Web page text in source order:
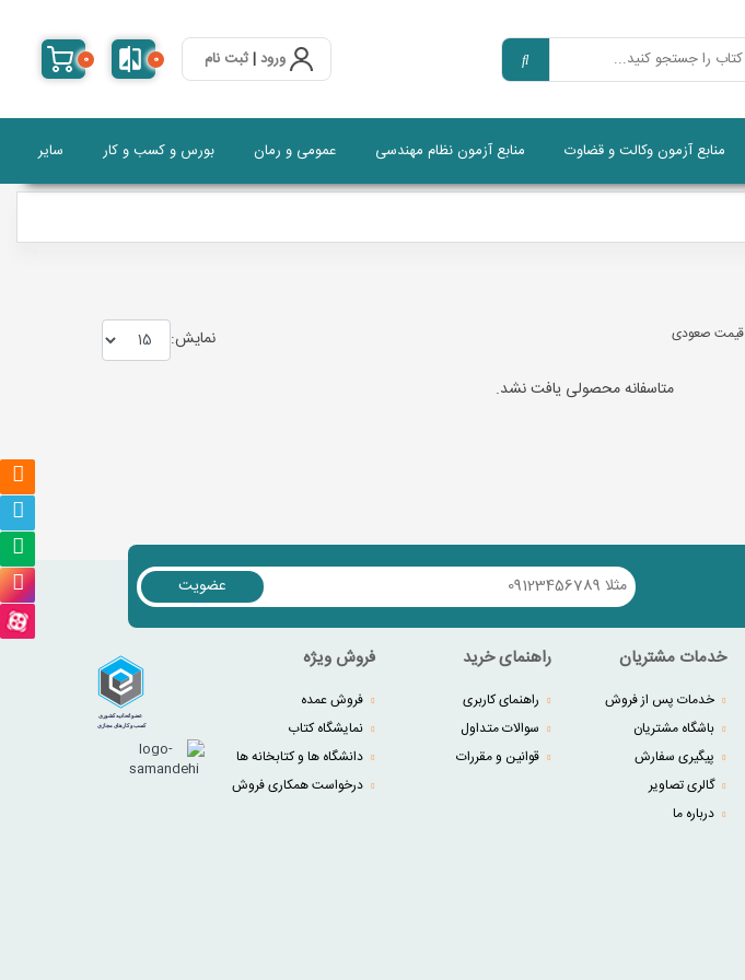
ورود|ثبت نام 0
0
منابع آزمون وکالت و قضاوت منابع آزمون نظام مهندسی عمومی و رمان بورس و کسب و کار سایر
قيمت صعودی
نمايش:
متاسفانه محصولی یافت نشد.
عضویت
خدمات مشتریان
خدمات پس از فروش
باشگاه مشتریان
پیگیری سفارش
گالری تصاویر
درباره ما
راهنمای خرید
راهنمای کاربری
سوالات متداول
قوانین و مقررات
فروش ویژه
فروش عمده
نمایشگاه کتاب
دانشگاه ها و کتابخانه ها
درخواست همکاری فروش